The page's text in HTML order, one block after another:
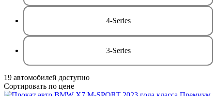
4-Series
3-Series
19 автомобилей доступно
Сортировать по цене